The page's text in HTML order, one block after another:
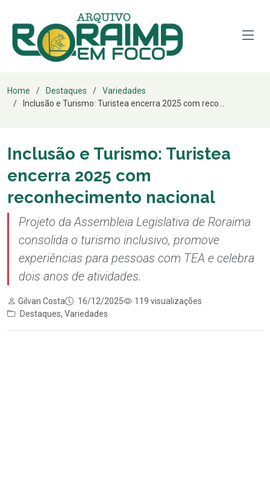
Home Destaques
Variedades
Inclusão e Turismo: Turistea encerra 2025 com reco...
Inclusão e Turismo: Turistea
encerra 2025 com
reconhecimento nacional
Projeto da Assembleia Legislativa de Roraima
consolida o turismo inclusivo, promove
experiências para pessoas com TEA e celebra
dois anos de atividades.
Gilvan Costa 16/12/2025
119 visualizações
Destaques, Variedades